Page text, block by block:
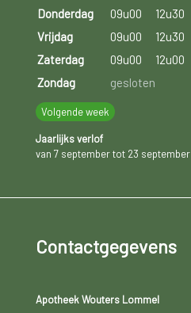
Donderdag
09u00
12u30
Vrijdag
09u00 12u30
Zaterdag
09u00
12u00
Zondag
gesloten
Volgende week
Jaarlijks verlof
van 7 september tot 23 september
Contactgegevens
Apotheek Wouters Lommel